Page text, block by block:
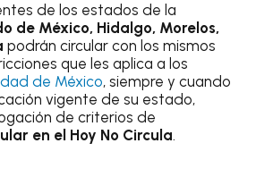
de los estados de la
de México, Hidalgo, Morelos,
podrán circular con los mismos
que les aplica a los
de México, siempre y cuando
vigente de su estado,
de criterios de
en el Hoy No Circula.